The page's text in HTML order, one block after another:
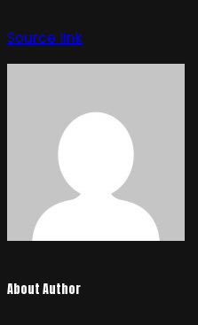
Source link
About Author